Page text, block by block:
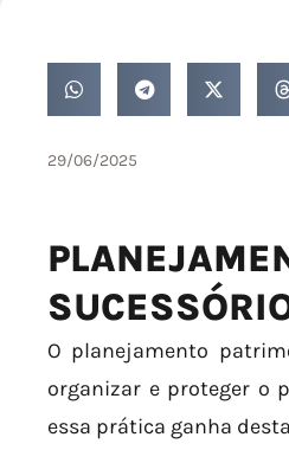
29/06/2025
O planejamento
organizar e proteger o
essa prática ganha